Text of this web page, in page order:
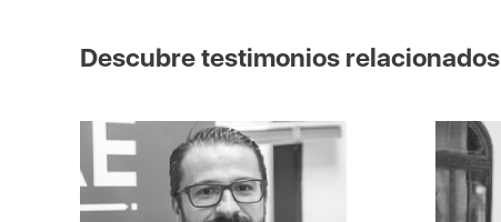
Descubre testimonios relacionados